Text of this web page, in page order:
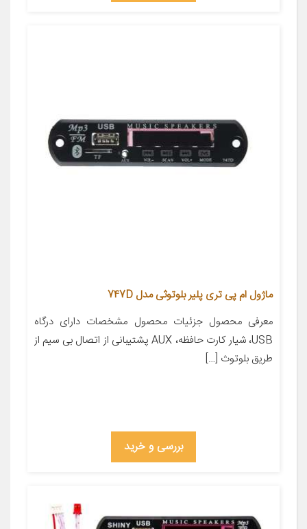
ماژول ام پی تری پلیر بلوتوثی مدل 747D
معرفی محصول جزئیات محصول مشخصات دارای درگاه
USB، شیار کارت حافظه، AUX پشتیبانی از اتصال بی سیم از
طریق بلوتوث […]
بررسی و خرید